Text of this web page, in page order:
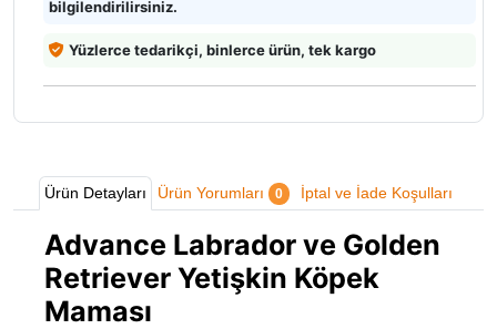
bilgilendirilirsiniz.
Yüzlerce tedarikçi, binlerce ürün, tek kargo
Ürün Detayları Ürün Yorumları 0 İptal ve İade Koşulları
Advance Labrador ve Golden
Retriever Yetişkin Köpek
Maması